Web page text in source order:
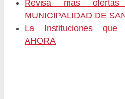
Revisa más
MUNICIPALIDAD DE
La Instituciones que
AHORA